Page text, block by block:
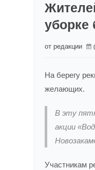
уборке
от редакции
На берегу
желающих.
В эту
акции
Участникам